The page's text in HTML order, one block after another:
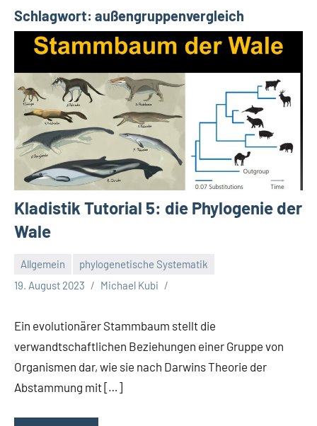
Schlagwort: außengruppenvergleich
Kladistik Tutorial 5: die Phylogenie der
Wale
Allgemein
phylogenetische Systematik
19. August 2023
Michael Kubi
Ein evolutionärer Stammbaum stellt die
verwandtschaftlichen Beziehungen einer Gruppe von
Organismen dar, wie sie nach Darwins Theorie der
Abstammung mit […]